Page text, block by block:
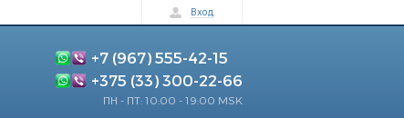
Вход
+7 (967) 555-42-15
+375 (33) 300-22-66
ПН - ПТ: 10:00 - 19:00 MSK